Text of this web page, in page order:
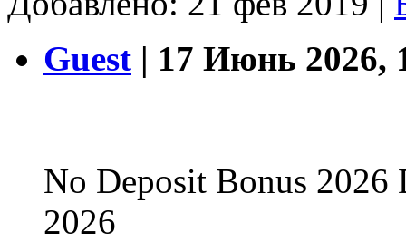
Guest | 17 Июнь 2026,
No Deposit Bonus 2026
2026